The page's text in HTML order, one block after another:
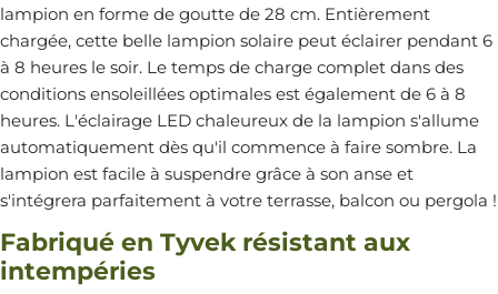
lampion en forme de goutte de 28 cm. Entièrement
chargée, cette belle lampion solaire peut éclairer pendant 6
à 8 heures le soir. Le temps de charge complet dans des
conditions ensoleillées optimales est également de 6 à 8
heures. L'éclairage LED chaleureux de la lampion s'allume
automatiquement dès qu'il commence à faire sombre. La
lampion est facile à suspendre grâce à son anse et
s'intégrera parfaitement à votre terrasse, balcon ou pergola !
Fabriqué en Tyvek résistant aux
intempéries